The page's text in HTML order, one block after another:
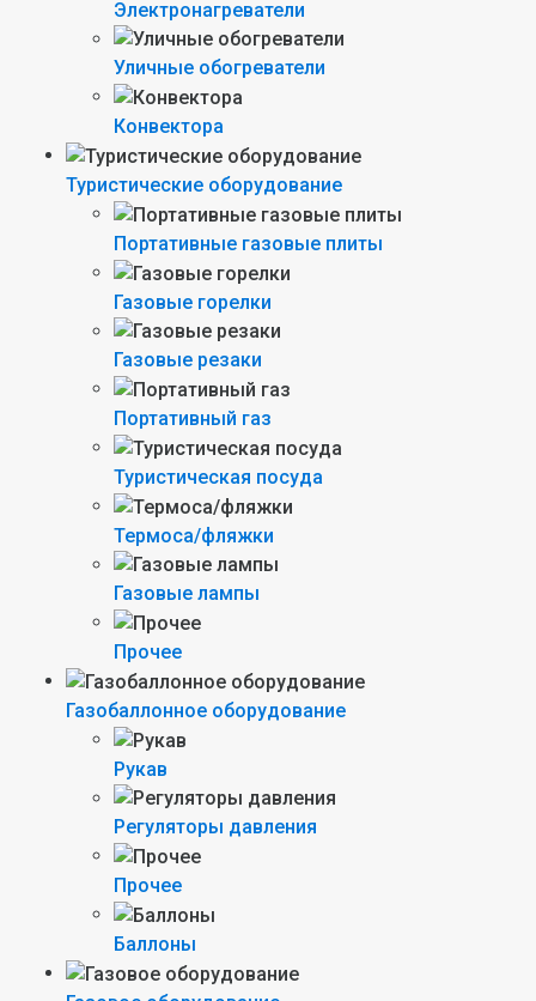
Электронагреватели
Уличные обогреватели
Конвектора
Туристические оборудование
Портативные газовые плиты
Газовые горелки
Газовые резаки
Портативный газ
Туристическая посуда
Термоса/фляжки
Газовые лампы
Прочее
Газобаллонное оборудование
Рукав
Регуляторы давления
Прочее
Баллоны